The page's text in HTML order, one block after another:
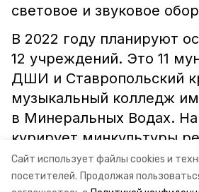
Сайт использует файлы cookies и
посетителей. Продолжая
световое и звуковое
В 2022 году планируют
12 учреждений. Это 11
ДШИ и Ставропольский
музыкальный колледж
в Минеральных Водах.
курирует минкультуры
ставропольский край